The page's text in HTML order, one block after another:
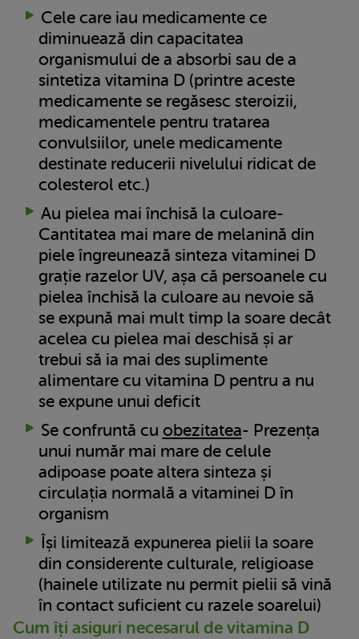
Cele care iau medicamente ce
diminuează din capacitatea
organismului de a absorbi sau de a
sintetiza vitamina D (printre aceste
medicamente se regăsesc steroizii,
medicamentele pentru tratarea
convulsiilor, unele medicamente
destinate reducerii nivelului ridicat de
colesterol etc.)
Au pielea mai închisă la culoare-
Cantitatea mai mare de melanină din
piele îngreunează sinteza vitaminei D
grație razelor UV, așa că persoanele cu
pielea închisă la culoare au nevoie să
se expună mai mult timp la soare decât
acelea cu pielea mai deschisă și ar
trebui să ia mai des suplimente
alimentare cu vitamina D pentru a nu
se expune unui deficit
Se confruntă cu obezitatea- Prezența
unui număr mai mare de celule
adipoase poate altera sinteza și
circulația normală a vitaminei D în
organism
Își limitează expunerea pielii la soare
din considerente culturale, religioase
(hainele utilizate nu permit pielii să vină
în contact suficient cu razele soarelui)
Cum îți asiguri necesarul de vitamina D